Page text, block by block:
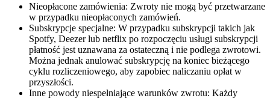
Nieopłacone zamówienia: Zwroty nie mogą być przetwarzane
w przypadku nieopłaconych zamówień.
Subskrypcje specjalne: W przypadku subskrypcji takich jak
Spotfy, Deezer lub netflix po rozpoczęciu usługi subskrypcji
płatność jest uznawana za ostateczną i nie podlega zwrotowi.
Można jednak anulować subskrypcję na koniec bieżącego
cyklu rozliczeniowego, aby zapobiec naliczaniu opłat w
przyszłości.
Inne powody niespełniające warunków zwrotu: Każdy